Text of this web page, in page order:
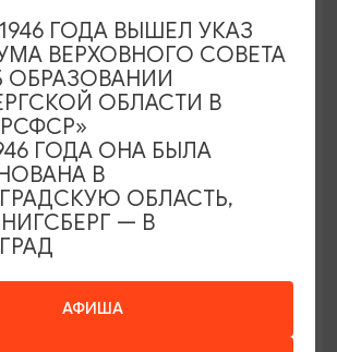
УЧРЕЖДЕНИЙ КУЛЬТУРЫ
История в символах
30.09.2026, ПН-ПТ в 12:00
Музей янтаря
КАРТА
АФИША
ГОДА ВЫШЕЛ УКАЗ
ВЕРХОВНОГО СОВЕТА
ОБРАЗОВАНИИ
ОБЛАСТИ В
ГОДА ОНА БЫЛА
В
ОБЛАСТЬ,
— В